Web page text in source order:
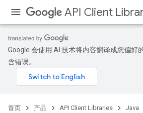
API Client
Google 会使用 AI 技术将内容翻译成您偏好
含错误。
首页 产品 API Client Libraries Java